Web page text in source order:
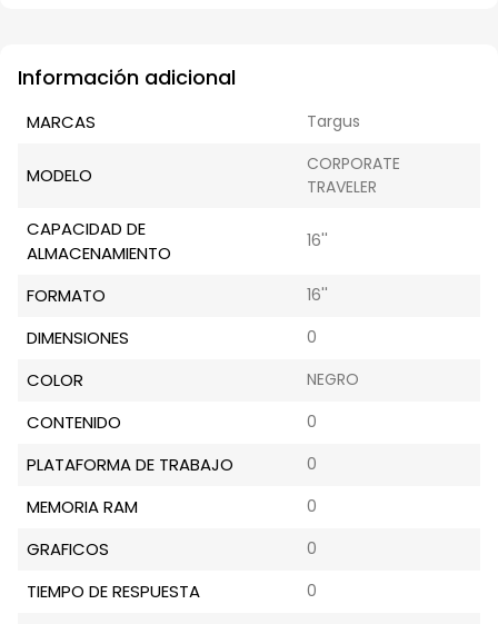
Información adicional
MARCAS Targus
MODELO
CORPORATE
TRAVELER
CAPACIDAD DE
ALMACENAMIENTO
16''
FORMATO 16''
DIMENSIONES 0
COLOR NEGRO
CONTENIDO 0
PLATAFORMA DE TRABAJO 0
MEMORIA RAM 0
GRAFICOS 0
TIEMPO DE RESPUESTA 0